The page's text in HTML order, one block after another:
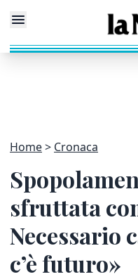
Home Cronaca
sfruttata
Necessario
c’è futuro»